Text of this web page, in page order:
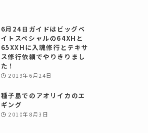
6月24日ガイドはビッグベ
イトスペシャルの64XHと
65XXHに入魂修行とテキサ
ス修行依頼でやりきりまし
た！
2019年6月24日
種子島でのアオリイカのエ
ギング
2010年8月3日